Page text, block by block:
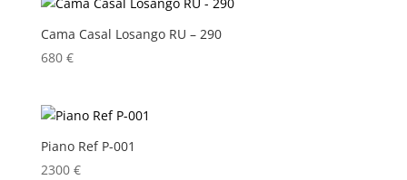
Cama Casal Losango RU – 290
680 €
Piano Ref P-001
2300 €